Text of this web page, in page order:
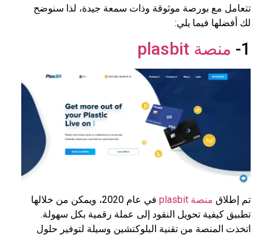
تتعامل مع بورصة موثوقة وذات سمعة جيدة، لذا سنوضح
لك أفضلها فيما يلي:
1- منصة plasbit
تم إطلاق منصة plasbit
في عام 2020، ويمكن من خلالها
تطبيق كيفية تحويل النقود إلى عملة رقمية بكل سهولة.
اتخذت المنصة من تقنية البلوكتشين وسيلة لتوفير حلول